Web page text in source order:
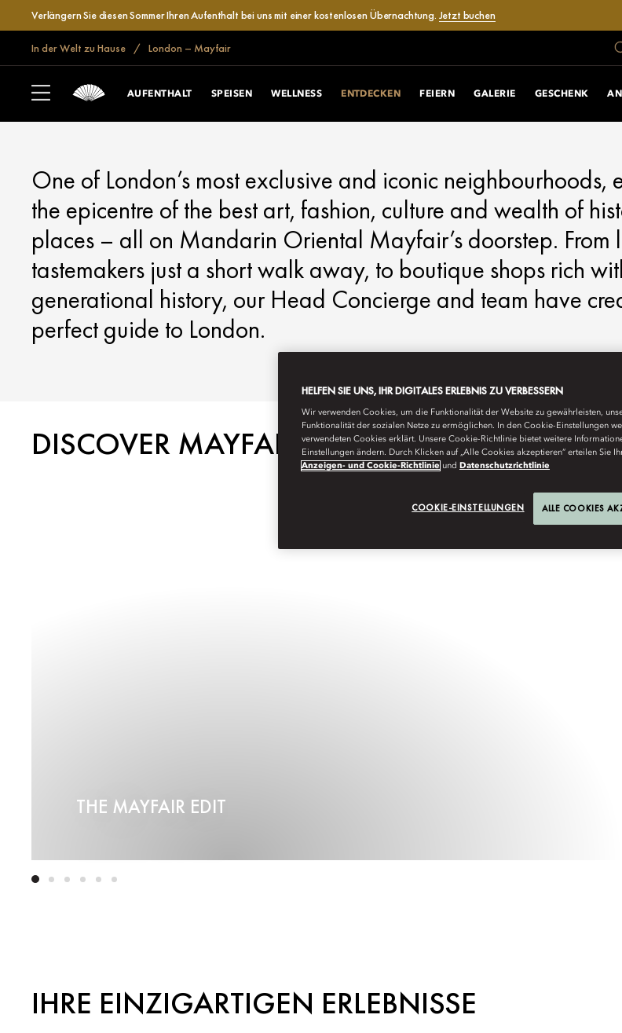
Verlängern Sie diesen Sommer Ihren Aufenthalt bei uns mit einer kostenlosen Übernachtung. Jetzt buchen
In der Welt zu Hause London – Mayfair
AUFENTHALT SPEISEN WELLNESS ENTDECKEN FEIERN GALERIE GESCHENK
LONDON, MAYFAIR
EXPLORE
One of London’s most exclusive and iconic neighbourhoods,
the epicentre of the best art, fashion, culture and wealth of
places – all on Mandarin Oriental Mayfair’s doorstep. From
tastemakers just a short walk away, to boutique shops rich
generational history, our Head Concierge and team have
perfect guide to London.
DISCOVER MAYFAIR, LONDON
THE MAYFAIR EDIT
IHRE EINZIGARTIGEN ERLEBNISSE
HELFEN SIE UNS, IHR DIGITALES ERLEBNIS ZU VERBESSERN
Wir verwenden Cookies, um die Funktionalität der Website zu gewährleisten,
Funktionalität der sozialen Netze zu ermöglichen. In den Cookie-Einstellungen
verwendeten Cookies erklärt. Unsere Cookie-Richtlinie bietet weitere
Einstellungen ändern. Durch Klicken auf „Alle Cookies akzeptieren“ erteilen Sie
Anzeigen- und Cookie-Richtlinie und Datenschutzrichtlinie
COOKIE-EINSTELLUNGEN ALLE COOKIES